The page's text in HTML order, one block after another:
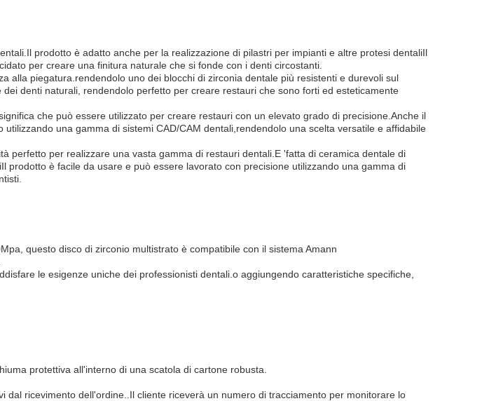
prodotto è adatto anche per la realizzazione di pilastri per impianti e altre protesi dentaliIl
per creare una finitura naturale che si fonde con i denti circostanti.
alla piegatura.rendendolo uno dei blocchi di zirconia dentale più resistenti e durevoli sul
denti naturali, rendendolo perfetto per creare restauri che sono forti ed esteticamente
che può essere utilizzato per creare restauri con un elevato grado di precisione.Anche il
una gamma di sistemi CAD/CAM dentali,rendendolo una scelta versatile e affidabile
perfetto per realizzare una vasta gamma di restauri dentali.E 'fatta di ceramica dentale di
è facile da usare e può essere lavorato con precisione utilizzando una gamma di
questo disco di zirconio multistrato è compatibile con il sistema Amann
le esigenze uniche dei professionisti dentali.o aggiungendo caratteristiche specifiche,
protettiva all'interno di una scatola di cartone robusta.
ricevimento dell'ordine..Il cliente riceverà un numero di tracciamento per monitorare lo